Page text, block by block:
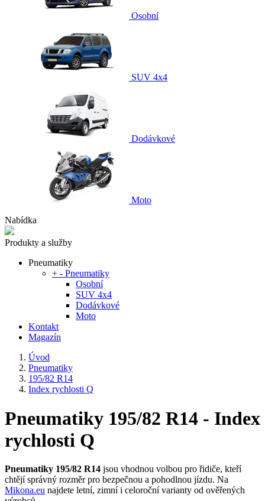
Osobní
SUV 4x4
Dodávkové
Moto
Nabídka
Produkty a služby
Pneumatiky
+ - Pneumatiky
Osobní
SUV 4x4
Dodávkové
Moto
Kontakt
Magazín
Úvod
Pneumatiky
195/82 R14
Index rychlosti Q
Pneumatiky 195/82 R14 - Index
rychlosti Q
Pneumatiky 195/82 R14 jsou vhodnou volbou pro řidiče, kteří
chtějí správný rozměr pro bezpečnou a pohodlnou jízdu. Na
Mikona.eu najdete letní, zimní i celoroční varianty od ověřených